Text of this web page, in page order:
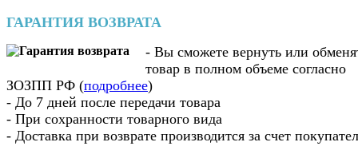
ГАРАНТИЯ ВОЗВРАТА
- Вы cможете вернуть или
товар в полном объеме согласно
ЗОЗПП РФ (подробнее)
- До 7 дней после передачи товара
- При сохранности товарного вида
- Доставка при возврате производится за счет